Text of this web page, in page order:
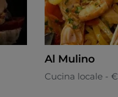
Al Mulino
Cucina locale - €